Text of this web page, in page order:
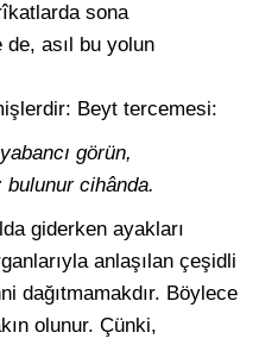
sona
de, asıl bu yolun
Beyt tercemesi:
görün,
cihânda.
giderken ayakları
anlaşılan çeşidli
dağıtmamakdır. Böylece
olunur. Çünki,